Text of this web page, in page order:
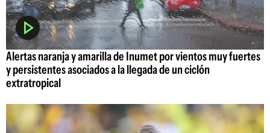
Alertas naranja y amarilla de Inumet por vientos muy fuertes
y persistentes asociados a la llegada de un ciclón
extratropical